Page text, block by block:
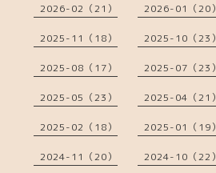
2026-02（21） 2026-01（20）
2025-11（18） 2025-10（23）
2025-08（17） 2025-07（23）
2025-05（23） 2025-04（21）
2025-02（18） 2025-01（19）
2024-11（20） 2024-10（22）